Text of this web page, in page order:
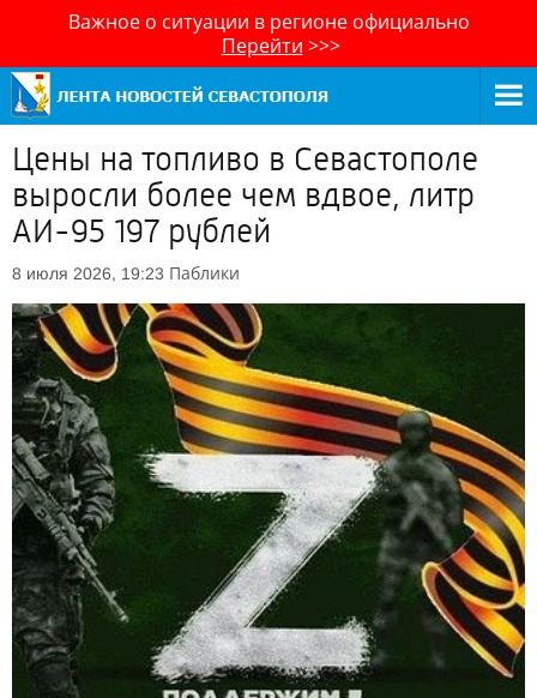
Важное о ситуации в регионе официально
Перейти >>>
Цены на топливо в Севастополе
выросли более чем вдвое, литр
АИ-95 197 рублей
8 июля 2026, 19:23 Паблики